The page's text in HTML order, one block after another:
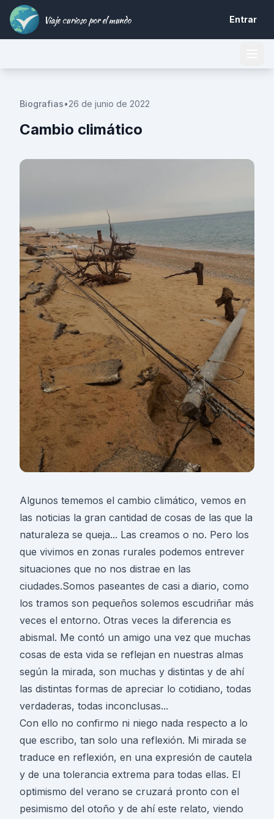
Viaje curioso por el mundo Entrar
Biografias•26 de junio de 2022
Cambio climático
Algunos tememos el cambio climático, vemos en
las noticias la gran cantidad de cosas de las que la
naturaleza se queja... Las creamos o no. Pero los
que vivimos en zonas rurales podemos entrever
situaciones que no nos distrae en las
ciudades.Somos paseantes de casi a diario, como
los tramos son pequeños solemos escudriñar más
veces el entorno. Otras veces la diferencia es
abismal. Me contó un amigo una vez que muchas
cosas de esta vida se reflejan en nuestras almas
según la mirada, son muchas y distintas y de ahí
las distintas formas de apreciar lo cotidiano, todas
verdaderas, todas inconclusas...
Con ello no confirmo ni niego nada respecto a lo
que escribo, tan solo una reflexión. Mi mirada se
traduce en reflexión, en una expresión de cautela
y de una tolerancia extrema para todas ellas. El
optimismo del verano se cruzará pronto con el
pesimismo del otoño y de ahí este relato, viendo